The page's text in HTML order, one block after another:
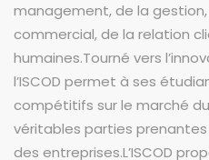
management, de la
commercial, de la relation
humaines.Tourné vers
l’ISCOD permet à ses
compétitifs sur le marché
véritables parties
des entreprises.L’ISCOD